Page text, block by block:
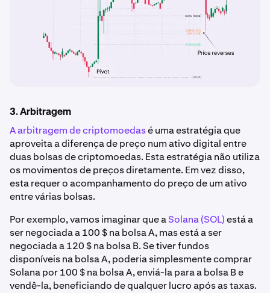
3. Arbitragem
A arbitragem de criptomoedasé uma estratégia que
aproveita a diferença de preço num ativo digital entre
duas bolsas de criptomoedas. Esta estratégia não utiliza
os movimentos de preços diretamente. Em vez disso,
esta requer o acompanhamento do preço de um ativo
entre várias bolsas.
Por exemplo, vamos imaginar que aSolana (SOL)está a
ser negociada a 100 $ na bolsa A, mas está a ser
negociada a 120 $ na bolsa B. Se tiver fundos
disponíveis na bolsa A, poderia simplesmente comprar
Solana por 100 $ na bolsa A, enviá-la para a bolsa B e
vendê-la, beneficiando de qualquer lucro após as taxas.